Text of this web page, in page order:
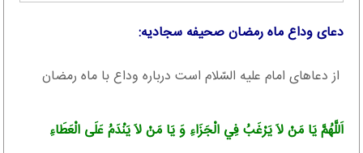
دعای وداع ماه رمضان صحیفه سجادیه:
از دعاهاى امام عليه السّلام است درباره وداع با ماه رمضان‏
اَللَّهُمَّ يَا مَنْ لاَ يَرْغَبُ فِي الْجَزَاءِ وَ يَا مَنْ لاَ يَنْدَمُ عَلَى الْعَطَاءِ